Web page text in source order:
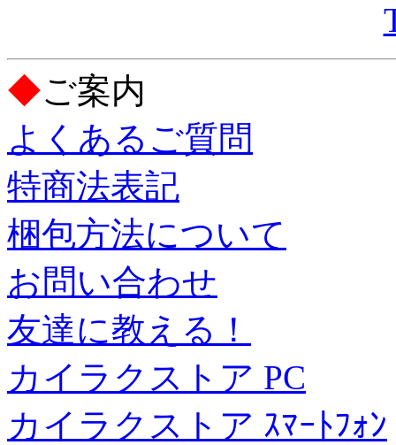
◆ご案内
よくあるご質問
特商法表記
梱包方法について
お問い合わせ
友達に教える！
カイラクストア PC
カイラクストア ｽﾏｰﾄﾌｫﾝ